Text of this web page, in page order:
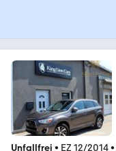
Unfallfrei • EZ 12/2014•